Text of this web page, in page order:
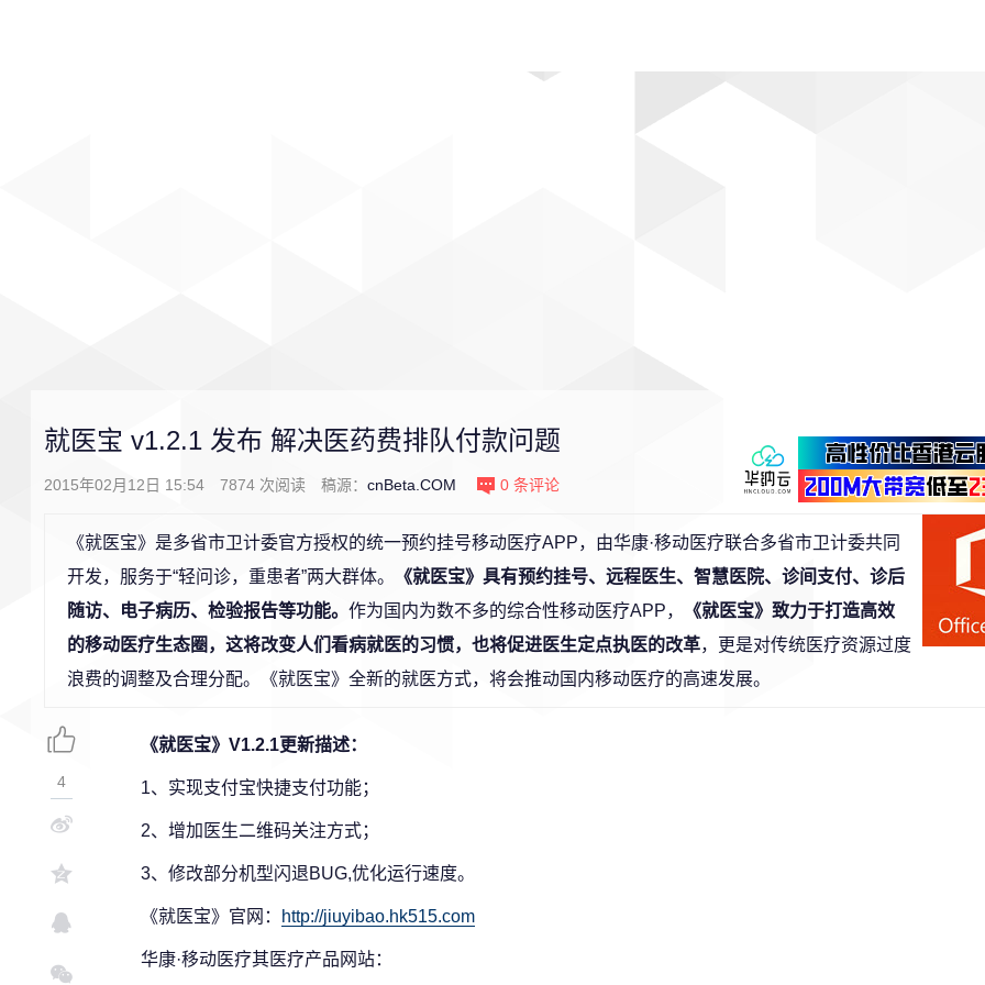
就医宝 v1.2.1 发布 解决医药费排队付款问题
2015年02月12日 15:54 7874 次阅读 稿源： cnBeta.COM 0 条评论
《就医宝》是多省市卫计委官方授权的统一预约挂号移动医疗APP，由华康·移动医疗联合多省市卫计委共同
开发，服务于“轻问诊，重患者”两大群体。
《就医宝》具有预约挂号、远程医生、智慧医院、诊间支付、诊后
随访、电子病历、检验报告等功能。 作为国内为数不多的综合性移动医疗APP，
《就医宝》致力于打造高效
的移动医疗生态圈，这将改变人们看病就医的习惯，也将促进医生定点执医的改革，更是对传统医疗资源过度
浪费的调整及合理分配。《就医宝》全新的就医方式，将会推动国内移动医疗的高速发展。
《就医宝》V1.2.1更新描述：
1、实现支付宝快捷支付功能；
2、增加医生二维码关注方式；
3、修改部分机型闪退BUG,优化运行速度。
《就医宝》官网： http://jiuyibao.hk515.com
华康·移动医疗其医疗产品网站：
4